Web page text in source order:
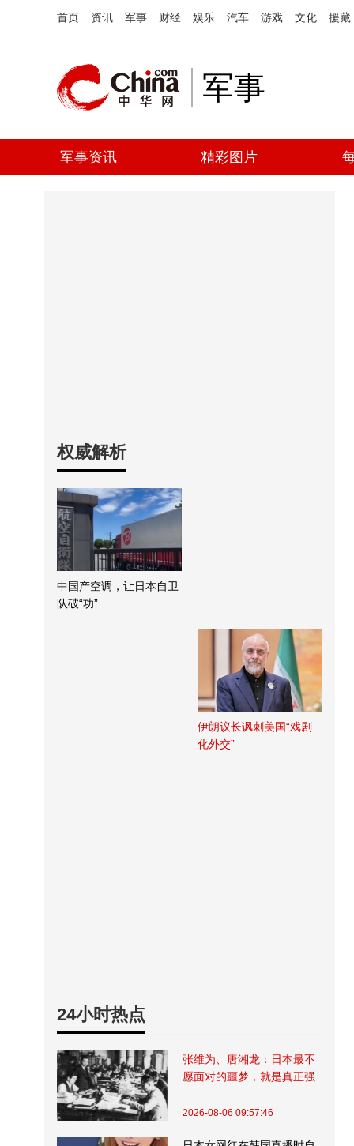
首页 资讯 军事 财经 娱乐 汽车 游戏 文化 援藏
军事
军事资讯 精彩图片
权威解析
中国产空调，让日本自卫
队破“功”
伊朗议长讽刺美国“戏剧
化外交”
24小时热点
张维为、唐湘龙：日本最不
愿面对的噩梦，就是真正强
2026-08-06 09:57:46